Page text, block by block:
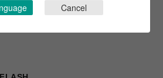
Cancel